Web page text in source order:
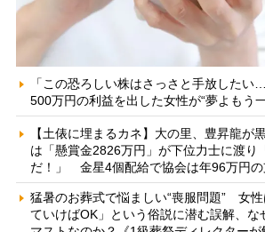
「この恐ろしい株はさっさと手放したい
500万円の利益を出した女性が“夢よもう
【土俵に埋まるカネ】大の里、豊昇龍が
は「懸賞金2826万円」が下位力士に渡り
だ！」 金星4個配給で協会は年96万円の
猛暑のお葬式で悩ましい“喪服問題” 女
ていけばOK」という俗説に潜む誤解、な